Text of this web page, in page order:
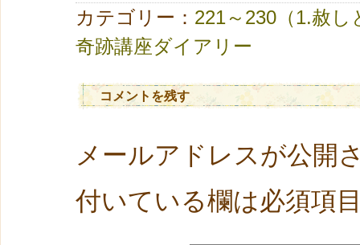
カテゴリー： 221～230（1.赦し
奇跡講座ダイアリー
コメントを残す
メールアドレスが公開
付いている欄は必須項